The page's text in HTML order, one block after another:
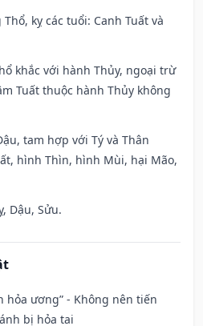
kỵ các tuổi: Canh Tuất và
khắc với hành Thủy, ngoại trừ
Tuất thuộc hành Thủy không
tam hợp với Tý và Thân
hình Thìn, hình Mùi, hại Mão,
Dậu, Sửu.
hỏa ương” - Không nên tiến
bị hỏa tai